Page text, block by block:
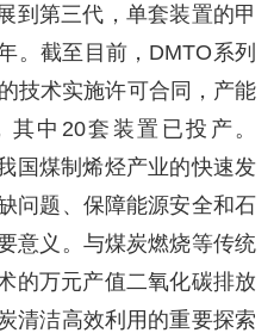
到第三代，单套装置的甲
。截至目前，DMTO系列
技术实施许可合同，产能
中20套装置已投产。
国煤制烯烃产业的快速发
问题、保障能源安全和石
意义。与煤炭燃烧等传统
的万元产值二氧化碳排放
清洁高效利用的重要探索